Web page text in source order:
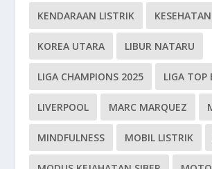
KENDARAAN LISTRIK
KOREA UTARA LIBUR NATARU
LIGA CHAMPIONS 2025 LIGA TOP
LIVERPOOL MARC MARQUEZ
MINDFULNESS MOBIL LISTRIK